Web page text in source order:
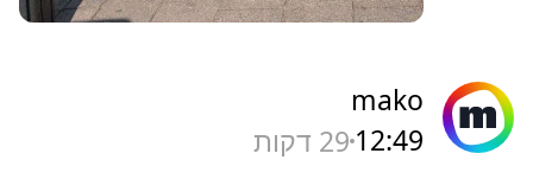
mako
12:49 29 דקות